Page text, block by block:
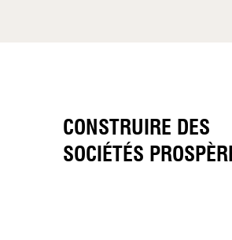
CONSTRUIRE DES
SOCIÉTÉS